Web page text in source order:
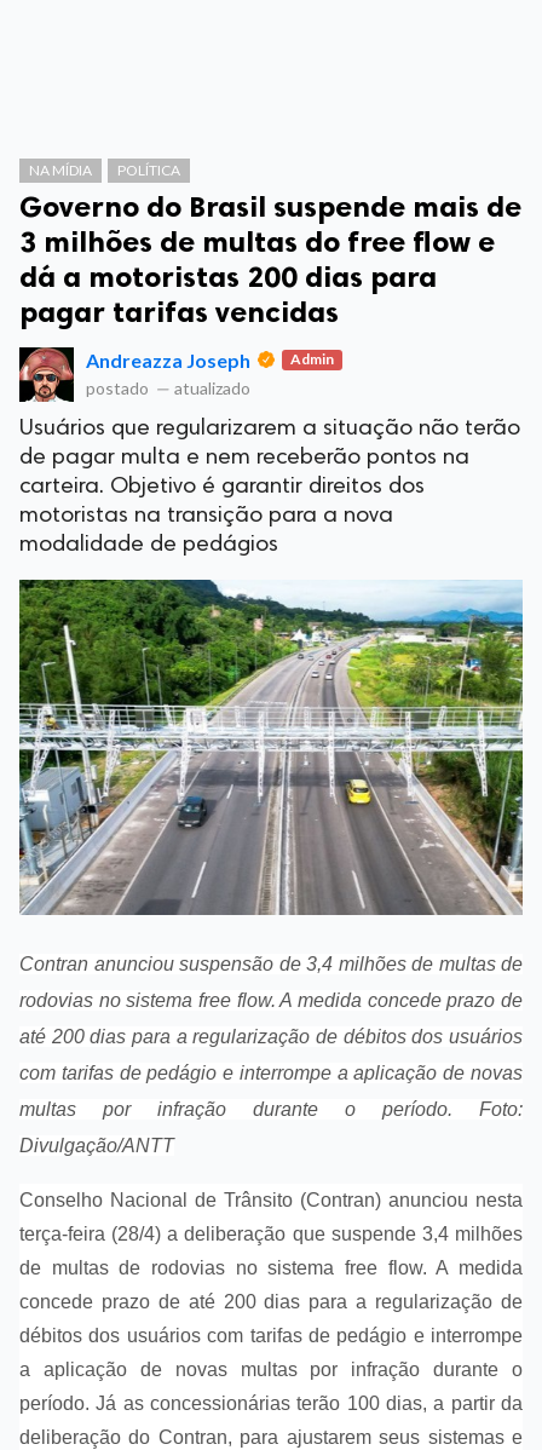
NA MÍDIA POLÍTICA
Governo do Brasil suspende mais de
3 milhões de multas do free flow e
dá a motoristas 200 dias para
pagar tarifas vencidas
Andreazza Joseph Admin
postado — atualizado
Usuários que regularizarem a situação não terão
de pagar multa e nem receberão pontos na
carteira. Objetivo é garantir direitos dos
motoristas na transição para a nova
modalidade de pedágios
Contran anunciou suspensão de 3,4 milhões de multas de
rodovias no sistema free flow. A medida concede prazo de
até 200 dias para a regularização de débitos dos usuários
com tarifas de pedágio e interrompe a aplicação de novas
multas por infração durante o período. Foto:
Divulgação/ANTT
Conselho Nacional de Trânsito (Contran) anunciou nesta
terça-feira (28/4) a deliberação que suspende 3,4 milhões
de multas de rodovias no sistema free flow. A medida
concede prazo de até 200 dias para a regularização de
débitos dos usuários com tarifas de pedágio e interrompe
a aplicação de novas multas por infração durante o
período. Já as concessionárias terão 100 dias, a partir da
deliberação do Contran, para ajustarem seus sistemas e